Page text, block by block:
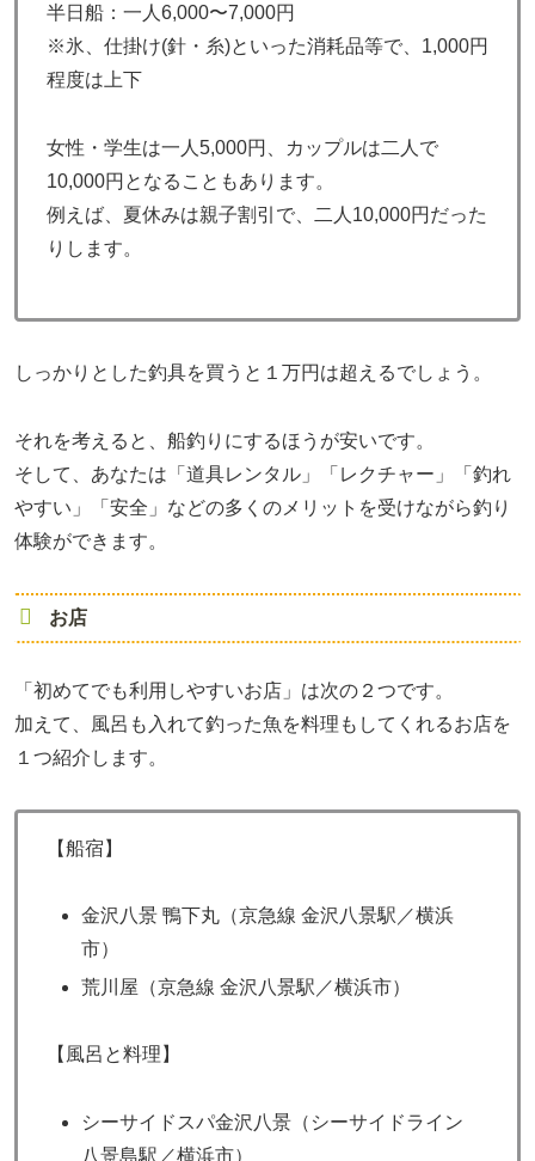
半日船：一人6,000〜7,000円
※氷、仕掛け(針・糸)といった消耗品等で、1,000円
程度は上下
女性・学生は一人5,000円、カップルは二人で
10,000円となることもあります。
例えば、夏休みは親子割引で、二人10,000円だった
りします。
しっかりとした釣具を買うと１万円は超えるでしょう。
それを考えると、船釣りにするほうが安いです。
そして、あなたは「道具レンタル」「レクチャー」「釣れ
やすい」「安全」などの多くのメリットを受けながら釣り
体験ができます。
お店
「初めてでも利用しやすいお店」は次の２つです。
加えて、風呂も入れて釣った魚を料理もしてくれるお店を
１つ紹介します。
【船宿】
金沢八景 鴨下丸（京急線 金沢八景駅／横浜
市）
荒川屋（京急線 金沢八景駅／横浜市）
【風呂と料理】
シーサイドスパ金沢八景（シーサイドライン
八景島駅／横浜市）